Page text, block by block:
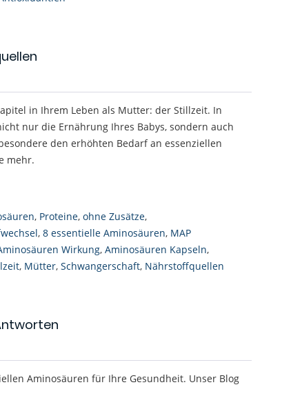
in Ihrem Leben als Mutter: der Stillzeit. In
nur die Ernährung Ihres Babys, sondern auch
den erhöhten Bedarf an essenziellen
mehr.
, Proteine, ohne Zusätze,
, 8 essentielle Aminosäuren, MAP
Wirkung, Aminosäuren Kapseln,
, Mütter, Schwangerschaft, Nährstoffquellen
Aminosäuren für Ihre Gesundheit. Unser Blog